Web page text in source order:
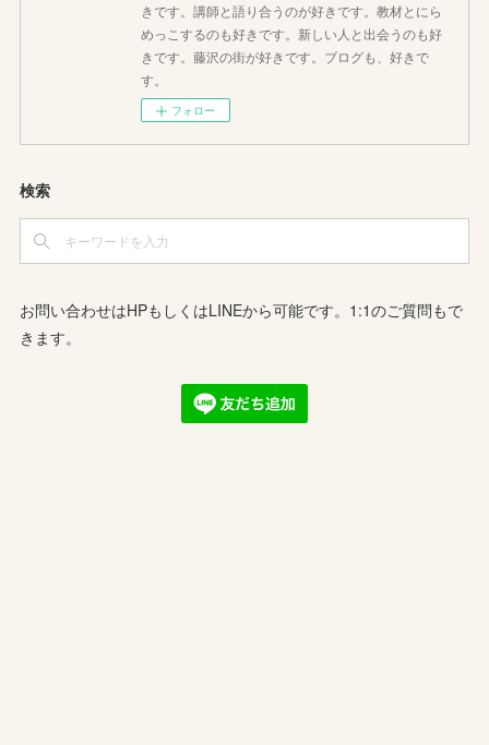
きです。講師と語り合うのが好きです。教材とにら
めっこするのも好きです。新しい人と出会うのも好
きです。藤沢の街が好きです。ブログも、好きで
す。
フォロー
検索
お問い合わせはHPもしくはLINEから可能です。1:1のご質問もで
きます。